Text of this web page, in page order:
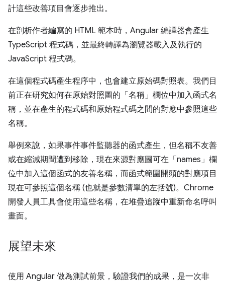
計這些改善項目會逐步推出。
在剖析作者編寫的 HTML 範本時，Angular 編譯器會產生
TypeScript 程式碼，並最終轉譯為瀏覽器載入及執行的
JavaScript 程式碼。
在這個程式碼產生程序中，也會建立原始碼對照表。我們目
前正在研究如何在原始對照圖的「名稱」欄位中加入函式名
稱，並在產生的程式碼和原始程式碼之間的對應中參照這些
名稱。
舉例來說，如果事件事件監聽器的函式產生，但名稱不友善
或在縮減期間遭到移除，現在來源對應圖可在「names」欄
位中加入這個函式的友善名稱，而函式範圍開頭的對應項目
現在可參照這個名稱 (也就是參數清單的左括號)。Chrome
開發人員工具會使用這些名稱，在堆疊追蹤中重新命名呼叫
畫面。
展望未來
使用 Angular 做為測試前景，驗證我們的成果，是一次非